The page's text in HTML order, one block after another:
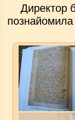
Директор
познайомила